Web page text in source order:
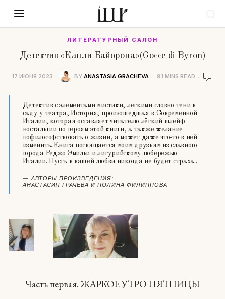
ЛИТЕРАТУРНЫЙ САЛОН
Детектив «Капли Байорона»(Gocce di Byron)
17 ИЮНЯ 2023 BY ANASTASIA GRACHEVA 91 MINS READ
Детектив с элементами мистики, легкими словно тени в
саду у театра, История, произошедшая в Современной
Италии, которая оставляет читателю лёгкий шлейф
ностальгии по героям этой книги, а также желание
пофилософствовать о жизни, а может даже что-то в ней
изменить..Книга посвящается моим друзьям из славного
города Реджо Эмильи и лигурийскому побережью
Италии. Пусть в вашей любви никогда не будет страха..
АВТОРЫ ПРОИЗВЕДЕНИЯ:
АНАСТАСИЯ ГРАЧЕВА И ПОЛИНА ФИЛИППОВА
Часть первая. ЖАРКОЕ УТРО ПЯТНИЦЫ